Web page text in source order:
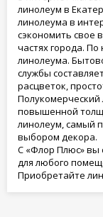
линолеум в
линолеума в
сэкономить свое
частях города.
линолеума.
службы
расцветок,
Полукомерческий
повышенной
линолеум, самый
выбором декора.
С «Флор Плюс» вы
для любого
Приобретайте